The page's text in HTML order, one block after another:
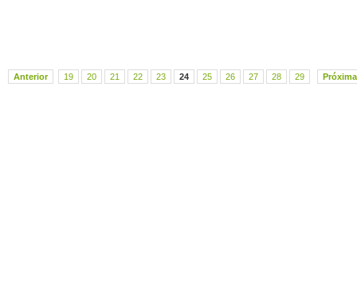
Anterior 19 20 21 22 23 24 25 26 27 28 29 Próxima